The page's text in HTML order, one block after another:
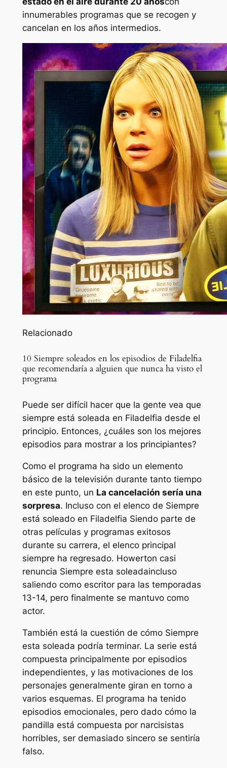
innumerables programas que se recogen y
cancelan en los años intermedios.
Relacionado
10 Siempre soleados en los episodios de Filadelfia
que recomendaría a alguien que nunca ha visto el
programa
Puede ser difícil hacer que la gente vea que
siempre está soleada en Filadelfia desde el
principio. Entonces, ¿cuáles son los mejores
episodios para mostrar a los principiantes?
Como el programa ha sido un elemento
básico de la televisión durante tanto tiempo
en este punto, un La cancelación sería una
sorpresa. Incluso con el elenco de Siempre
está soleado en Filadelfia Siendo parte de
otras películas y programas exitosos
durante su carrera, el elenco principal
siempre ha regresado. Howerton casi
renuncia Siempre esta soleadaincluso
saliendo como escritor para las temporadas
13-14, pero finalmente se mantuvo como
actor.
También está la cuestión de cómo Siempre
esta soleada podría terminar. La serie está
compuesta principalmente por episodios
independientes, y las motivaciones de los
personajes generalmente giran en torno a
varios esquemas. El programa ha tenido
episodios emocionales, pero dado cómo la
pandilla está compuesta por narcisistas
horribles, ser demasiado sincero se sentiría
falso.